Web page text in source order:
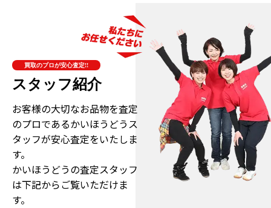
買取のプロが安心査定!!
スタッフ紹介
お客様の大切なお品物を査定
のプロであるかいほうどうス
タッフが安心査定をいたしま
す。
かいほうどうの査定スタッフ
は下記からご覧いただけま
す。